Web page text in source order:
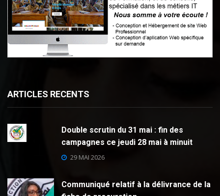
ARTICLES RECENTS
Double scrutin du 31 mai : fin des
campagnes ce jeudi 28 mai à minuit
29 MAI 2026
Communiqué relatif à la délivrance de la